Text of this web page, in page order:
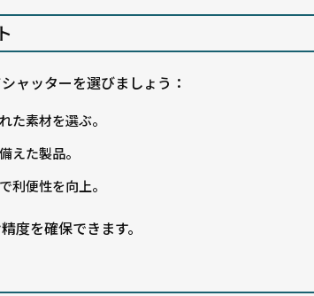
ャッターを選びましょう：
た素材を選ぶ。
えた製品。
利便性を向上。
度を確保できます。